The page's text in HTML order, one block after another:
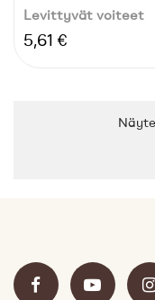
Levittyvät voiteet
Hinta
5,61 €